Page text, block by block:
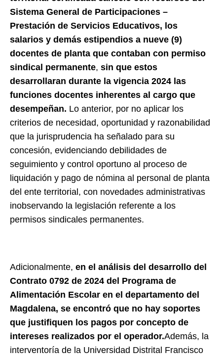
Sistema General de Participaciones –
Prestación de Servicios Educativos, los
salarios y demás estipendios a nueve (9)
docentes de planta que contaban con permiso
sindical permanente, sin que estos
desarrollaran durante la vigencia 2024 las
funciones docentes inherentes al cargo que
desempeñan. Lo anterior, por no aplicar los
criterios de necesidad, oportunidad y razonabilidad
que la jurisprudencia ha señalado para su
concesión, evidenciando debilidades de
seguimiento y control oportuno al proceso de
liquidación y pago de nómina al personal de planta
del ente territorial, con novedades administrativas
inobservando la legislación referente a los
permisos sindicales permanentes.
Adicionalmente, en el análisis del desarrollo del
Contrato 0792 de 2024 del Programa de
Alimentación Escolar en el departamento del
Magdalena, se encontró que no hay soportes
que justifiquen los pagos por concepto de
intereses realizados por el operador.Además, la
interventoría de la Universidad Distrital Francisco